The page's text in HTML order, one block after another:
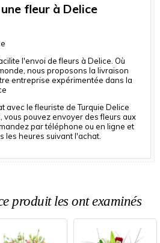
fleur à Delice
l'envoi de fleurs à Delice. Où
nous proposons la livraison
entreprise expérimentée dans la
avec le fleuriste de Turquie Delice
vous pouvez envoyer des fleurs aux
par téléphone ou en ligne et
les heures suivant l'achat.
produit les ont examinés